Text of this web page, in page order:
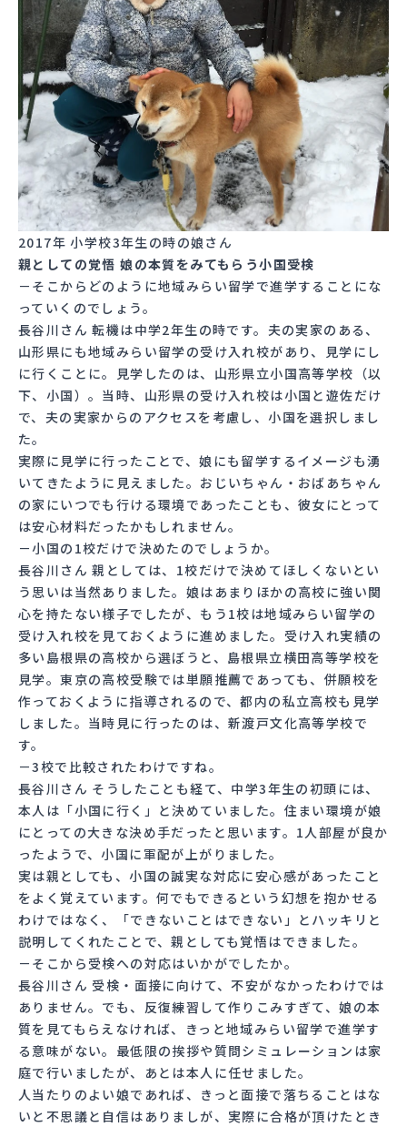
2017年 小学校3年生の時の娘さん
親としての覚悟 娘の本質をみてもらう小国受検
－そこからどのように地域みらい留学で進学することにな
っていくのでしょう。
長谷川さん 転機は中学2年生の時です。夫の実家のある、
山形県にも地域みらい留学の受け入れ校があり、見学にし
に行くことに。見学したのは、山形県立小国高等学校（以
下、小国）。当時、山形県の受け入れ校は小国と遊佐だけ
で、夫の実家からのアクセスを考慮し、小国を選択しまし
た。
実際に見学に行ったことで、娘にも留学するイメージも湧
いてきたように見えました。おじいちゃん・おばあちゃん
の家にいつでも行ける環境であったことも、彼女にとって
は安心材料だったかもしれません。
－小国の1校だけで決めたのでしょうか。
長谷川さん 親としては、1校だけで決めてほしくないとい
う思いは当然ありました。娘はあまりほかの高校に強い関
心を持たない様子でしたが、もう1校は地域みらい留学の
受け入れ校を見ておくように進めました。受け入れ実績の
多い島根県の高校から選ぼうと、島根県立横田高等学校を
見学。東京の高校受験では単願推薦であっても、併願校を
作っておくように指導されるので、都内の私立高校も見学
しました。当時見に行ったのは、新渡戸文化高等学校で
す。
－3校で比較されたわけですね。
長谷川さん そうしたことも経て、中学3年生の初頭には、
本人は「小国に行く」と決めていました。住まい環境が娘
にとっての大きな決め手だったと思います。1人部屋が良か
ったようで、小国に軍配が上がりました。
実は親としても、小国の誠実な対応に安心感があったこと
をよく覚えています。何でもできるという幻想を抱かせる
わけではなく、「できないことはできない」とハッキリと
説明してくれたことで、親としても覚悟はできました。
－そこから受検への対応はいかがでしたか。
長谷川さん 受検・面接に向けて、不安がなかったわけでは
ありません。でも、反復練習して作りこみすぎて、娘の本
質を見てもらえなければ、きっと地域みらい留学で進学す
る意味がない。最低限の挨拶や質問シミュレーションは家
庭で行いましたが、あとは本人に任せました。
人当たりのよい娘であれば、きっと面接で落ちることはな
いと不思議と自信はありましが、実際に合格が頂けたとき